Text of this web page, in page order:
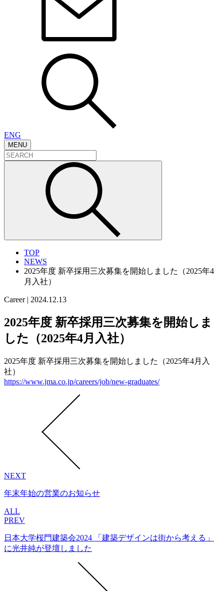
ENG
MENU
TOP
NEWS
2025年度 新卒採用三次募集を開始しました（2025年4
月入社）
Career| 2024.12.13
2025年度 新卒採用三次募集を開始しま
した（2025年4月入社）
2025年度 新卒採用三次募集を開始しました（2025年4月入
社）
https://www.jma.co.jp/careers/job/new-graduates/
NEXT
年末年始の営業のお知らせ
ALL
PREV
日本大学桜門建築会2024 「建築デザインは街から考える」
に光井純が登壇しました